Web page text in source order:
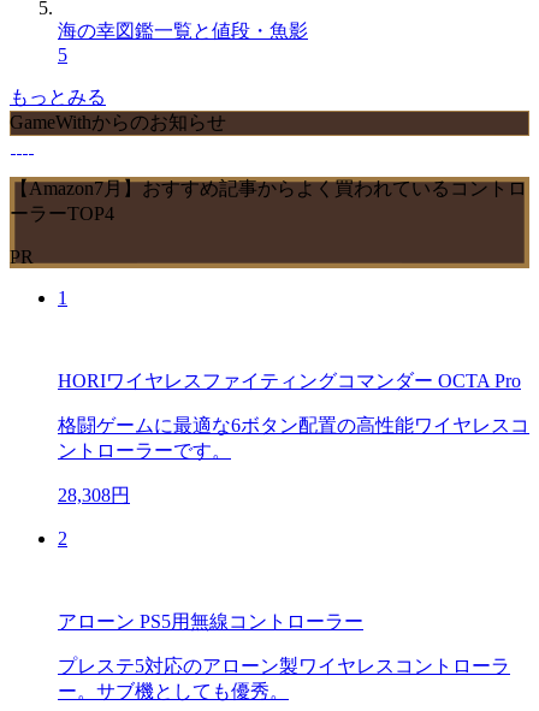
海の幸図鑑一覧と値段・魚影
5
もっとみる
GameWithからのお知らせ
【Amazon7月】おすすめ記事からよく買われているコントロ
ーラーTOP4
PR
1
HORIワイヤレスファイティングコマンダー OCTA Pro
格闘ゲームに最適な6ボタン配置の高性能ワイヤレスコ
ントローラーです。
28,308円
2
アローン PS5用無線コントローラー
プレステ5対応のアローン製ワイヤレスコントローラ
ー。サブ機としても優秀。